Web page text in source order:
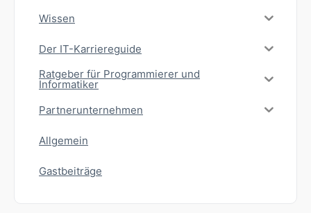
Wissen
Der IT-Karriereguide
Ratgeber für Programmierer und
Informatiker
Partnerunternehmen
Allgemein
Gastbeiträge